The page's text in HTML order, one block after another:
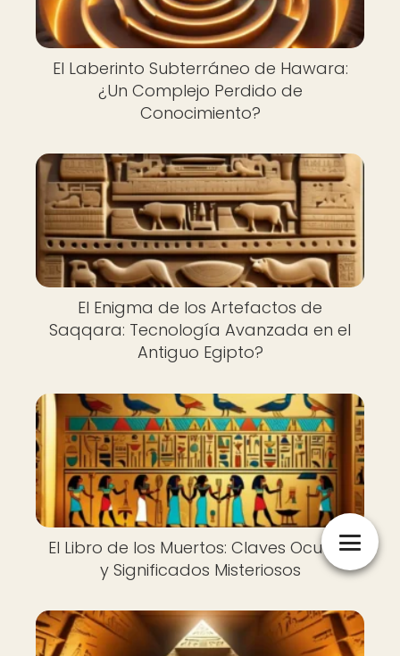
El Laberinto Subterráneo de Hawara:
¿Un Complejo Perdido de
Conocimiento?
El Enigma de los Artefactos de
Saqqara: Tecnología Avanzada en el
Antiguo Egipto?
El Libro de los Muertos: Claves Ocultas
y Significados Misteriosos